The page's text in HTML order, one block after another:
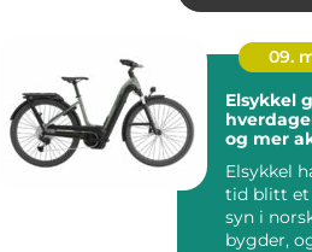
09.
Elsykkel
og mer
Elsykkel
tid blitt
syn i
bygder,